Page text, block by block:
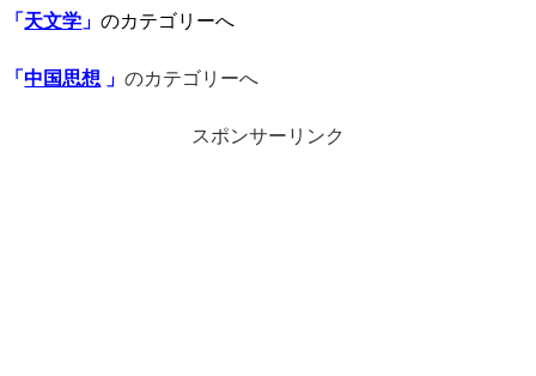
「 天文学 」のカテゴリーへ
「中国思想 」のカテゴリーへ
スポンサーリンク